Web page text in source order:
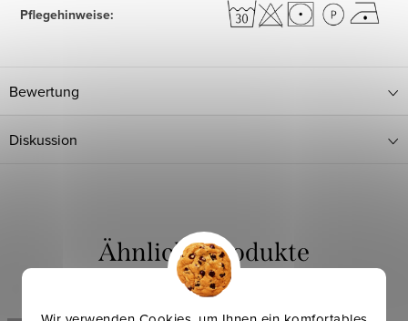
Pflegehinweise:
Bewertung
Diskussion